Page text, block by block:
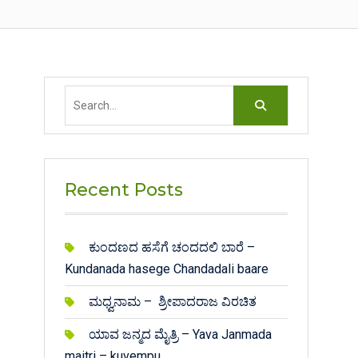
Recent Posts
ಕುಂದಣದ ಹಸೆಗೆ ಚಂದದಲಿ ಬಾರೆ –
Kundanada hasege Chandadali baare
ಮಧ್ವನಾಮ – ಶ್ರೀಪಾದರಾಜ ವಿರಚಿತ
ಯಾವ ಜನ್ಮದ ಮೈತ್ರಿ – Yava Janmada